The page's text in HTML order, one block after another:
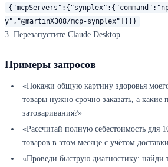
y","@martinX308/mcp-synplex"]}}}
3. Перезапустите Claude Desktop.
Примеры запросов
«Покажи общую картину здоровья
товары нужно срочно заказать, а какие
затоваривания?»
«Рассчитай полную себестоимость для
товаров в этом месяце с учётом
«Проведи быструю диагностику: найди